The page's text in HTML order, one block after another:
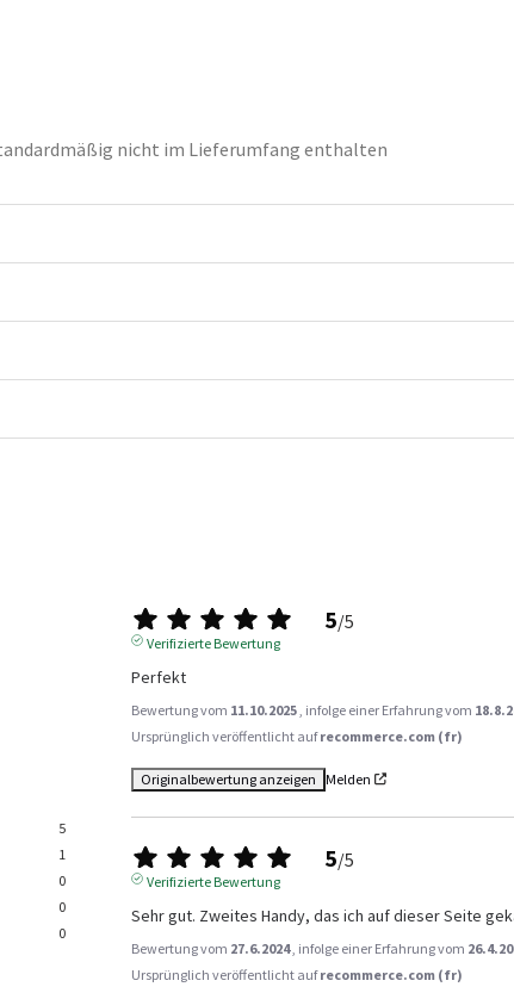
nicht im Lieferumfang enthalten
5
1
0
0
0
5/5
Verifizierte Bewertung
Perfekt
Bewertung vom 11.10.2025 , infolge einer Erfahrung vom
Ursprünglich veröffentlicht aufrecommerce.com (fr)
Originalbewertung anzeigen Melden
5/5
Verifizierte Bewertung
Sehr gut. Zweites Handy, das ich auf dieser Seite
Bewertung vom 27.6.2024 , infolge einer Erfahrung vom
Ursprünglich veröffentlicht aufrecommerce.com (fr)